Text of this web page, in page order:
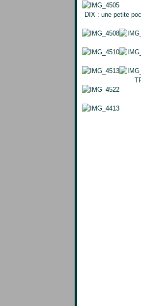
DIX : une petite